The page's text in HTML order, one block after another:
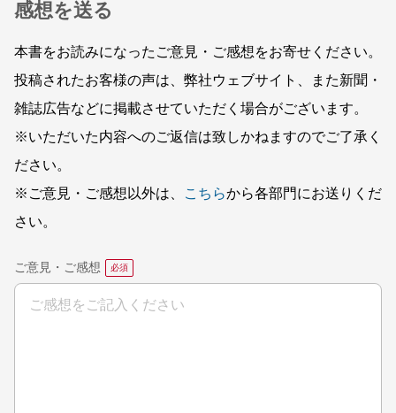
感想を送る
本書をお読みになったご意見・ご感想をお寄せください。
投稿されたお客様の声は、弊社ウェブサイト、また新聞・
雑誌広告などに掲載させていただく場合がございます。
※いただいた内容へのご返信は致しかねますのでご了承く
ださい。
※ご意見・ご感想以外は、
こちらから各部門にお送りくだ
さい。
ご意見・ご感想